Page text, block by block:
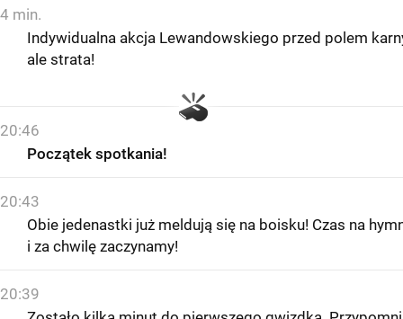
4 min.
Indywidualna akcja Lewandowskiego przed polem
ale strata!
20:46
Początek spotkania!
20:43
Obie jedenastki już meldują się na boisku! Czas na
i za chwilę zaczynamy!
20:39